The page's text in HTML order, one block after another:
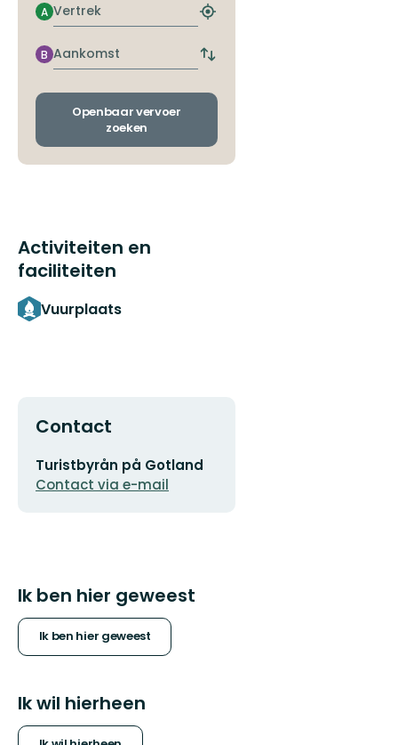
Vertrek
A
Zoek
dichtstbijzijnde
halte
Aankomst
B
Wissel
en
Openbaar vervoer
zoeken
Activiteiten en
faciliteiten
Vuurplaats
Contact
E-
mailadres
Turistbyrån på Gotland
Contact via e-mail
Ik ben hier geweest
Ik ben hier geweest
Ik wil hierheen